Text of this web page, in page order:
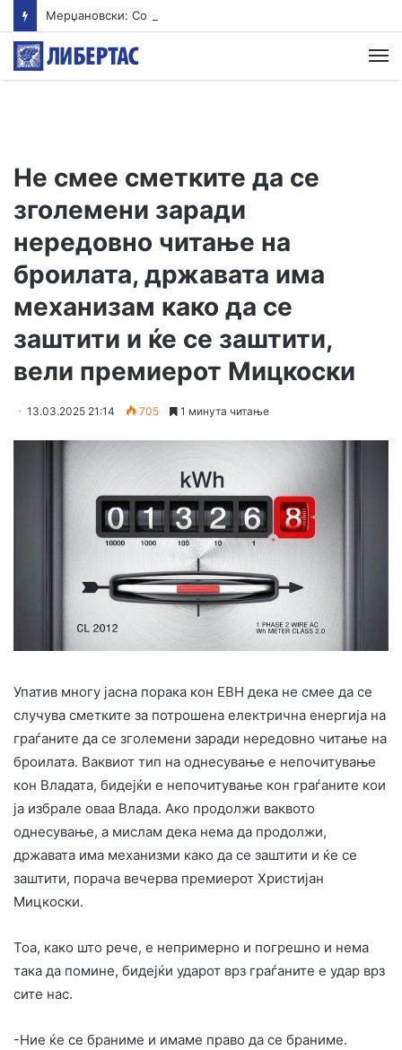
Не смее сметките да се
зголемени заради
нередовно читање на
броилата, државата има
механизам како да се
заштити и ќе се заштити,
вели премиерот Мицкоски
13.03.2025 21:14 705 1 минута читање
Упатив многу јасна порака кон ЕВН дека не смее да се
случува сметките за потрошена електрична енергија на
граѓаните да се зголемени заради нередовно читање на
броилата. Ваквиот тип на однесување е непочитување
кон Владата, бидејќи е непочитување кон граѓаните кои
ја избрале оваа Влада. Ако продолжи ваквото
однесување, а мислам дека нема да продолжи,
државата има механизми како да се заштити и ќе се
заштити, порача вечерва премиерот Христијан
Мицкоски.
Тоа, како што рече, е непримерно и погрешно и нема
така да помине, бидејќи ударот врз граѓаните е удар врз
сите нас.
-Ние ќе се браниме и имаме право да се браниме.